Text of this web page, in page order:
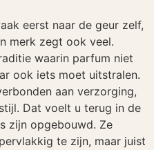
eerst naar de geur zelf,
merk zegt ook veel.
waarin parfum niet
ook iets moet uitstralen.
aan verzorging,
Dat voelt u terug in de
zijn opgebouwd. Ze
te zijn, maar juist